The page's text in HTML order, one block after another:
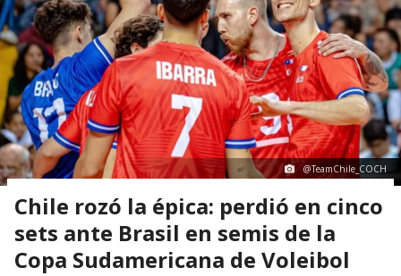
@TeamChile_COCH
Chile rozó la épica: perdió en cinco
sets ante Brasil en semis de la
Copa Sudamericana de Voleibol